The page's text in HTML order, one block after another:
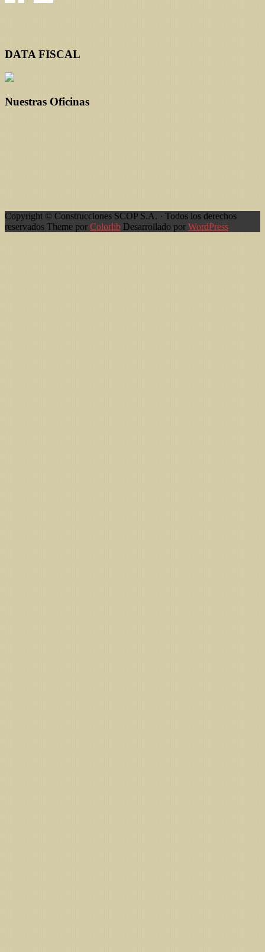
DATA FISCAL
Nuestras Oficinas
Copyright © Construcciones SCOP S.A. · Todos los derechos
reservados Theme por Colorlib Desarrollado por WordPress